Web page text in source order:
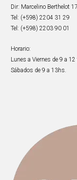
Dir: Marcelino Berthelot
Tel: (+598) 2204 31 29
Tel: (+598) 2203 90 01
Horario:
Lunes a Viernes de 9 a
Sábados de 9 a 13hs.